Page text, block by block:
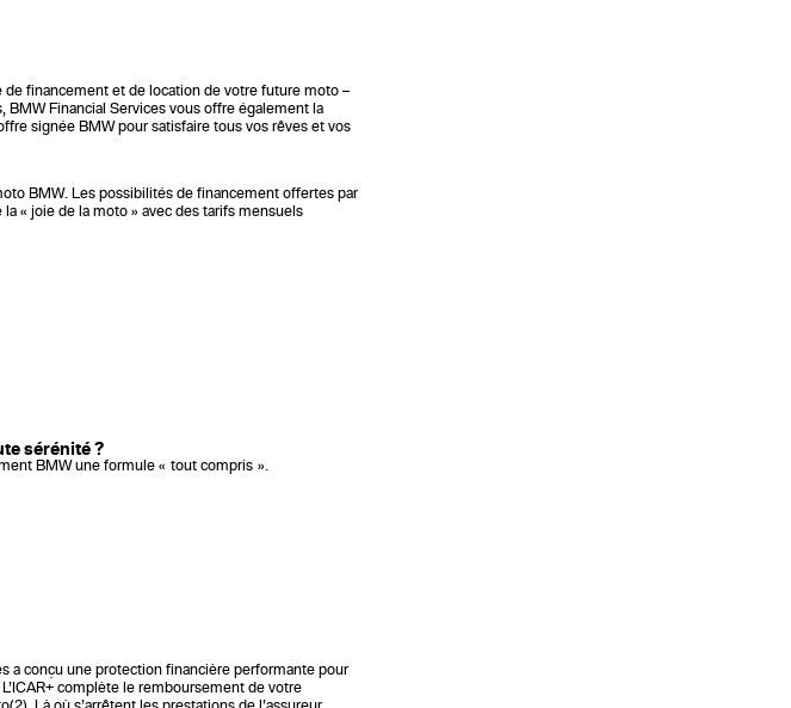
de financement et de location de votre future moto –
BMW Financial Services vous offre également la
signée BMW pour satisfaire tous vos rêves et vos
BMW. Les possibilités de financement offertes par
« joie de la moto » avec des tarifs mensuels
sérénité ?
BMW une formule « tout compris ».
a conçu une protection financière performante pour
complète le remboursement de votre